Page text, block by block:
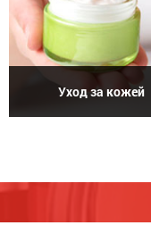
Уход за кожей